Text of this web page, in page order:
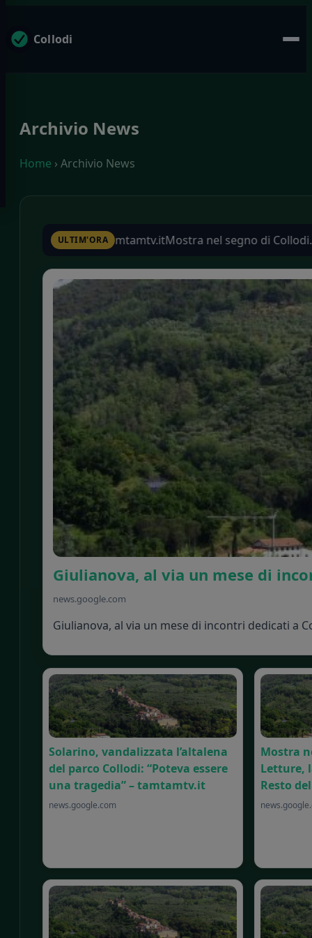
Collodi
Archivio News
Home › Archivio News
ULTIM'ORA
Mostra nel segno di Collodi. Letture, laboratori,
Giulianova, al via un mese di
news.google.com
Giulianova, al via un mese di incontri dedicati a
Solarino, vandalizzata l’altalena
del parco Collodi: “Poteva essere
una tragedia” – tamtamtv.it
news.google.com
Mostra
Letture,
Resto